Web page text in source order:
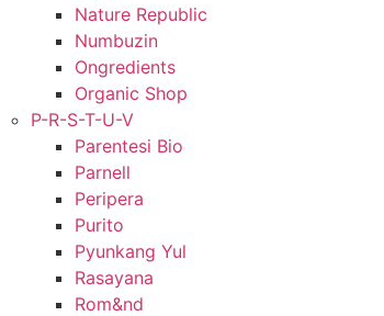
Nature Republic
Numbuzin
Ongredients
Organic Shop
P-R-S-T-U-V
Parentesi Bio
Parnell
Peripera
Purito
Pyunkang Yul
Rasayana
Rom&nd